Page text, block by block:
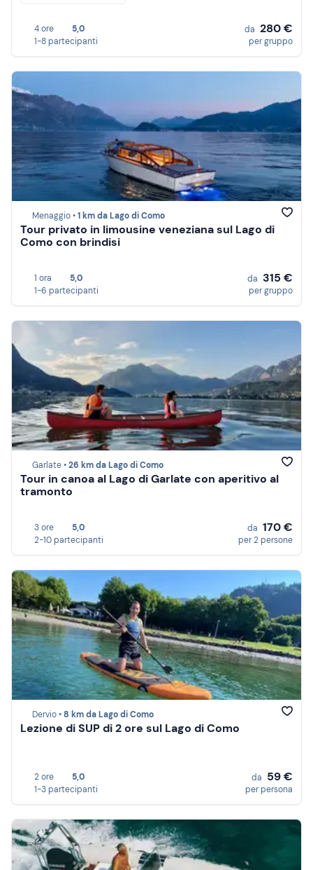
4 ore
5,0
1-8 partecipanti
da 280 €
per gruppo
Menaggio •1 km da Lago di Como
Tour privato in limousine veneziana sul Lago di
Como con brindisi
1 ora
5,0
1-6 partecipanti
da 315 €
per gruppo
Garlate •26 km da Lago di Como
Tour in canoa al Lago di Garlate con aperitivo al
tramonto
3 ore
5,0
2-10 partecipanti
da 170 €
per 2 persone
Dervio •8 km da Lago di Como
Lezione di SUP di 2 ore sul Lago di Como
2 ore
5,0
1-3 partecipanti
da 59 €
per persona